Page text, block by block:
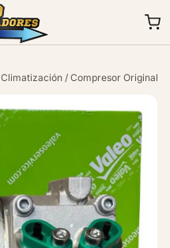
Climatización / Compresor Original